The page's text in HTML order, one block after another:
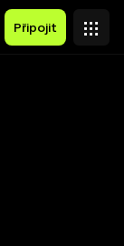
Připojit